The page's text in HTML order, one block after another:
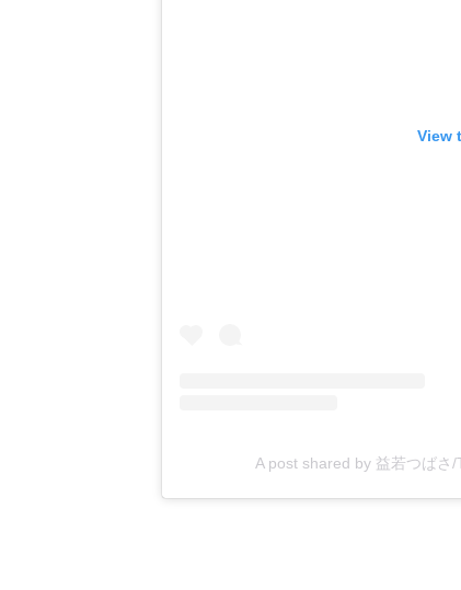
View
A post shared by 益若つばさ